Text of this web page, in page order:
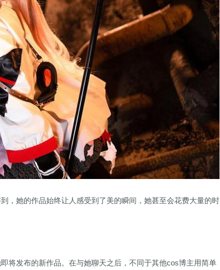
，她的作品始终让人感受到了美的瞬间，她甚至会花费大量的时
将发布的新作品。在与她聊天之后，不同于其他cos博主用简单